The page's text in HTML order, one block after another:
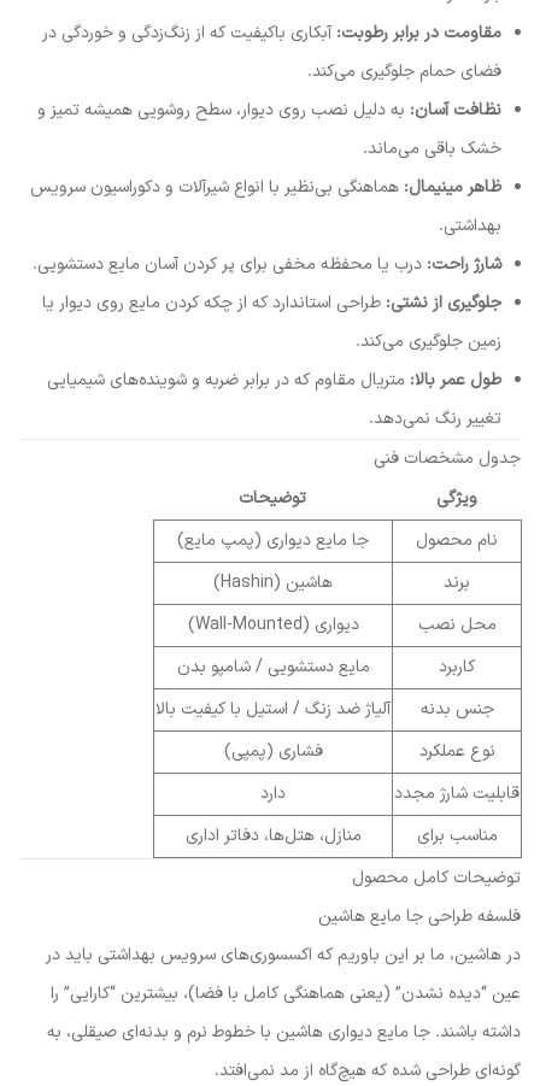
مقاومت در برابر رطوبت: آبکاری باکیفیت که از زنگ‌زدگی و خوردگی در
فضای حمام جلوگیری می‌کند.
نظافت آسان: به دلیل نصب روی دیوار، سطح روشویی همیشه تمیز و
خشک باقی می‌ماند.
ظاهر مینیمال: هماهنگی بی‌نظیر با انواع شیرآلات و دکوراسیون سرویس
بهداشتی.
شارژ راحت: درب یا محفظه مخفی برای پر کردن آسان مایع دستشویی.
جلوگیری از نشتی: طراحی استاندارد که از چکه کردن مایع روی دیوار یا
زمین جلوگیری می‌کند.
طول عمر بالا: متریال مقاوم که در برابر ضربه و شوینده‌های شیمیایی
تغییر رنگ نمی‌دهد.
جدول مشخصات فنی
ویژگی
توضیحات
نام محصول
جا مایع دیواری (پمپ مایع)
برند
هاشین (Hashin)
محل نصب
دیواری (Wall-Mounted)
کاربرد
مایع دستشویی / شامپو بدن
جنس بدنه
آلیاژ ضد زنگ / استیل با کیفیت بالا
نوع عملکرد
فشاری (پمپی)
قابلیت شارژ مجدد
دارد
مناسب برای
منازل، هتل‌ها، دفاتر اداری
توضیحات کامل محصول
فلسفه طراحی جا مایع هاشین
در هاشین، ما بر این باوریم که اکسسوری‌های سرویس بهداشتی باید در
عین “دیده نشدن” (یعنی هماهنگی کامل با فضا)، بیشترین “کارایی” را
داشته باشند. جا مایع دیواری هاشین با خطوط نرم و بدنه‌ای صیقلی، به
گونه‌ای طراحی شده که هیچ‌گاه از مد نمی‌افتد.